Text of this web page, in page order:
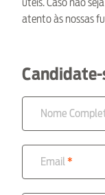
atento às nossas
Candidate-
Nome
Email